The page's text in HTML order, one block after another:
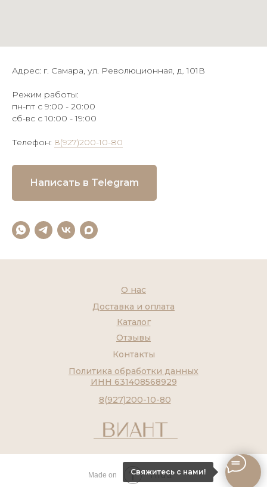
Свяжитесь с нами!
Адрес: г. Самара, ул. Революционная, д. 101В
Режим работы:
пн-пт с 9:00 - 20:00
сб-вс с 10:00 - 19:00
Телефон: 8(927)200-10-80
Написать в Telegram
Контакты
8(927)200-10-80
Каталог
О нас
Доставка и оплата
Отзывы
Политика обработки данных
ИНН 631408568929
Made on Tilda